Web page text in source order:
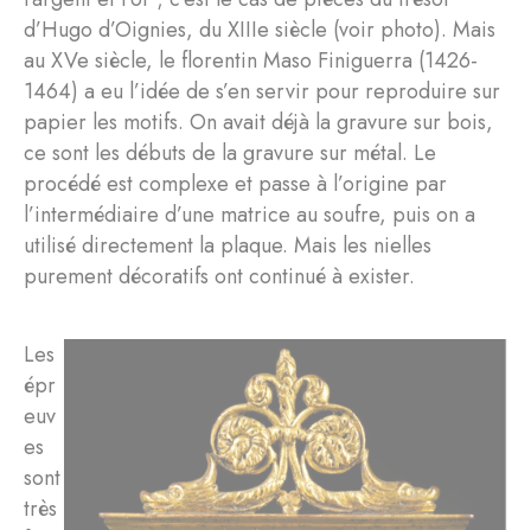
d’Hugo d’Oignies, du XIIIe siècle (voir photo). Mais
au XVe siècle, le florentin Maso Finiguerra (1426-
1464) a eu l’idée de s’en servir pour reproduire sur
papier les motifs. On avait déjà la gravure sur bois,
ce sont les débuts de la gravure sur métal. Le
procédé est complexe et passe à l’origine par
l’intermédiaire d’une matrice au soufre, puis on a
utilisé directement la plaque. Mais les nielles
purement décoratifs ont continué à exister.
Les
épr
euv
es
sont
très